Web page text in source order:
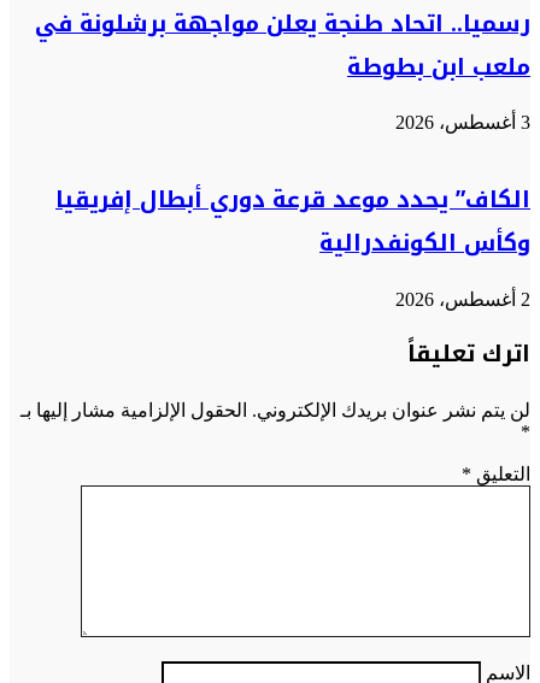
رسميا.. اتحاد طنجة يعلن مواجهة برشلونة في
ملعب ابن بطوطة
3 أغسطس، 2026
الكاف” يحدد موعد قرعة دوري أبطال إفريقيا
وكأس الكونفدرالية
2 أغسطس، 2026
اترك تعليقاً
لن يتم نشر عنوان بريدك الإلكتروني. الحقول الإلزامية مشار إليها بـ
*
التعليق *
الاسم